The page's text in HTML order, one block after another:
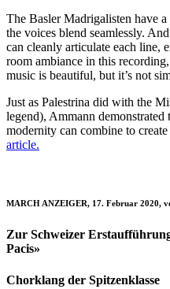
The Basler Madrigalisten have
the voices blend seamlessly.
can cleanly articulate each line,
room ambiance in this
music is beautiful, but it’s not
Just as Palestrina did with the
legend), Ammann
modernity can combine to
article.
MARCH ANZEIGER, 17. Februar 2020,
Zur Schweizer
Pacis»
Chorklang der Spitzenklasse